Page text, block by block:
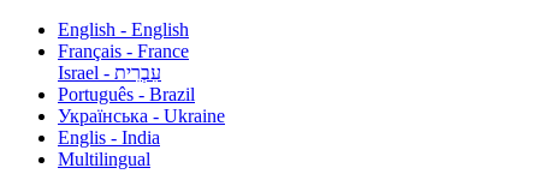
English - English
Français - France
עִבְרִית - Israel
Português - Brazil
Українська - Ukraine
Englis - India
Multilingual